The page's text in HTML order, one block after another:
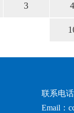
3 4
联系电
Email：